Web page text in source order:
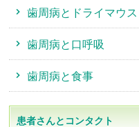
歯周病とドライマウス
歯周病と口呼吸
歯周病と食事
患者さんとコンタクト